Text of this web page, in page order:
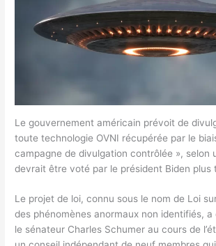
Le gouvernement américain prévoit de
toute technologie OVNI récupérée par le
campagne de divulgation contrôlée », selon
devrait être voté par le président Biden plus
Le projet de loi, connu sous le nom de Loi
des phénomènes anormaux non identifiés,
le sénateur Charles Schumer au cours de